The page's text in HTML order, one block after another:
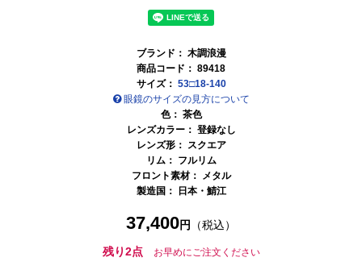
ブランド： 木調浪漫
商品コード： 89418
サイズ： 53□18-140
眼鏡のサイズの見方について
色： 茶色
レンズカラー： 登録なし
レンズ形： スクエア
リム： フルリム
フロント素材： メタル
製造国：
日本・鯖江
37,400円 （税込）
残り2点 お早めにご注文ください